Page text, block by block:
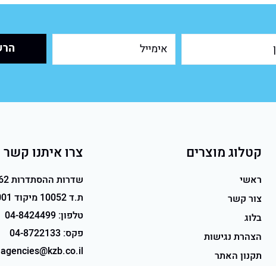
קטלוג מוצרים
ראשי
צור קשר
בלוג
הצהרת נגישות
תקנון האתר
צרו איתנו קשר
שדרות ההסתדרות 162, מפרץ חיפה
ת.ד 10052 מיקוד 2611001
טלפון: 04-8424499
פקס: 04-8722133
agencies@kzb.co.il